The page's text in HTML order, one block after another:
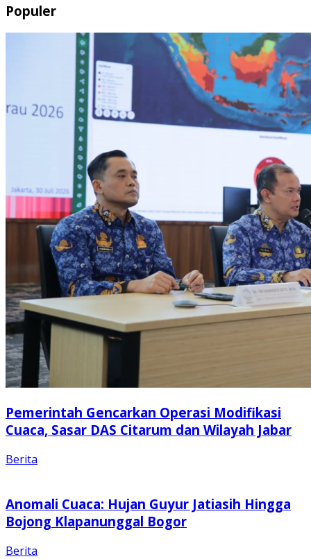
Populer
Pemerintah Gencarkan Operasi Modifikasi
Cuaca, Sasar DAS Citarum dan Wilayah Jabar
Berita
Anomali Cuaca: Hujan Guyur Jatiasih Hingga
Bojong Klapanunggal Bogor
Berita